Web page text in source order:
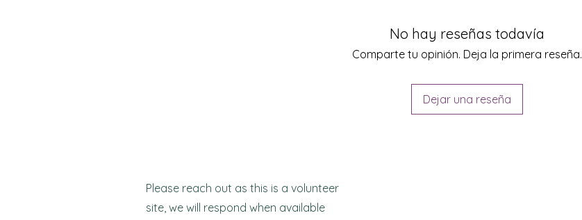
No hay reseñas todavía
Comparte tu opinión. Deja la primera reseña.
Dejar una reseña
Please reach out as this is a volunteer
site, we will respond when available